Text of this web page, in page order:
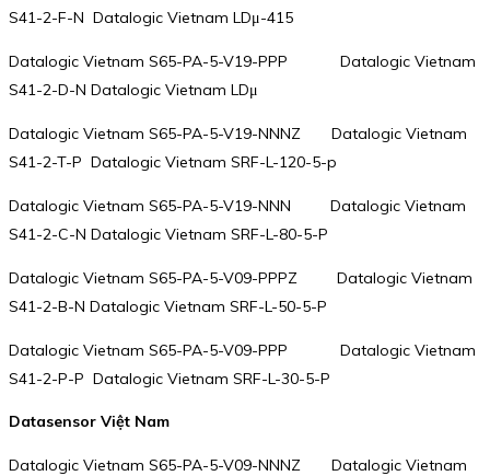
S41-2-F-N Datalogic Vietnam LDμ-415
Datalogic Vietnam S65-PA-5-V19-PPP Datalogic Vietnam
S41-2-D-N Datalogic Vietnam LDμ
Datalogic Vietnam S65-PA-5-V19-NNNZ Datalogic Vietnam
S41-2-T-P Datalogic Vietnam SRF-L-120-5-p
Datalogic Vietnam S65-PA-5-V19-NNN Datalogic Vietnam
S41-2-C-N Datalogic Vietnam SRF-L-80-5-P
Datalogic Vietnam S65-PA-5-V09-PPPZ Datalogic Vietnam
S41-2-B-N Datalogic Vietnam SRF-L-50-5-P
Datalogic Vietnam S65-PA-5-V09-PPP Datalogic Vietnam
S41-2-P-P Datalogic Vietnam SRF-L-30-5-P
Datasensor Việt Nam
Datalogic Vietnam S65-PA-5-V09-NNNZ Datalogic Vietnam